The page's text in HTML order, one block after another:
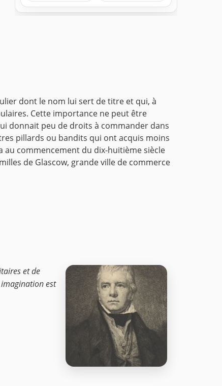
dont le nom lui sert de titre et qui, à
Cette importance ne peut être
donnait peu de droits à commander dans
pillards ou bandits qui ont acquis moins
au commencement du dix-huitième siècle
de Glascow, grande ville de commerce
et de
est